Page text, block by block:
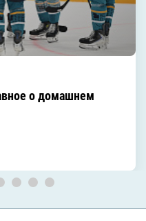
о домашнем